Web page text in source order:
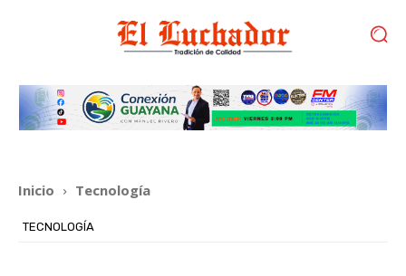
Inicio Tecnología
TECNOLOGÍA